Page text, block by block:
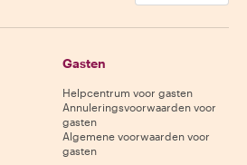
Gasten
Helpcentrum voor gasten
Annuleringsvoorwaarden voor
gasten
Algemene voorwaarden voor
gasten